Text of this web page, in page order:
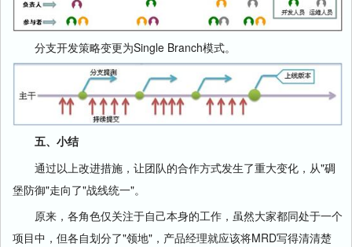
分支开发策略变更为Single Branch模式。
五、小结
通过以上改进措施，让团队的合作方式发生了重大变化，从"碉
堡防御"走向了"战线统一"。
原来，各角色仅关注于自己本身的工作，虽然大家都同处于一个
项目中，但各自划分了"领地"，产品经理就应该将MRD写得清清楚